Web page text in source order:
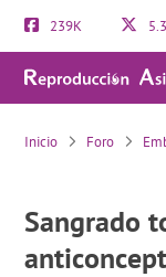
239K
Inicio Foro
Sangrado